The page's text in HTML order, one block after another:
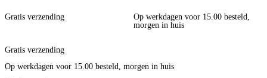
Gratis verzending
Op werkdagen voor 15.00 besteld,
morgen in huis
Gratis verzending
Op werkdagen voor 15.00 besteld, morgen in huis